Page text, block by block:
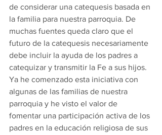
de considerar una catequesis basada en
la familia para nuestra parroquia. De
muchas fuentes queda claro que el
futuro de la catequesis necesariamente
debe incluir la ayuda de los padres a
catequizar y transmitir la Fe a sus hijos.
Ya he comenzado esta iniciativa con
algunas de las familias de nuestra
parroquia y he visto el valor de
fomentar una participación activa de los
padres en la educación religiosa de sus